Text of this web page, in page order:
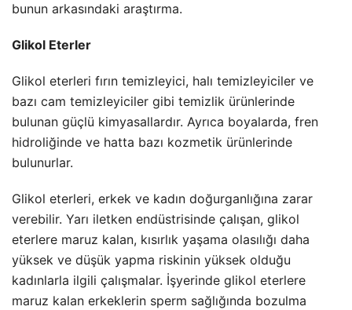
bunun arkasındaki araştırma.
Glikol Eterler
Glikol eterleri fırın temizleyici, halı temizleyiciler ve
bazı cam temizleyiciler gibi temizlik ürünlerinde
bulunan güçlü kimyasallardır. Ayrıca boyalarda, fren
hidroliğinde ve hatta bazı kozmetik ürünlerinde
bulunurlar.
Glikol eterleri, erkek ve kadın doğurganlığına zarar
verebilir. Yarı iletken endüstrisinde çalışan, glikol
eterlere maruz kalan, kısırlık yaşama olasılığı daha
yüksek ve düşük yapma riskinin yüksek olduğu
kadınlarla ilgili çalışmalar. İşyerinde glikol eterlere
maruz kalan erkeklerin sperm sağlığında bozulma